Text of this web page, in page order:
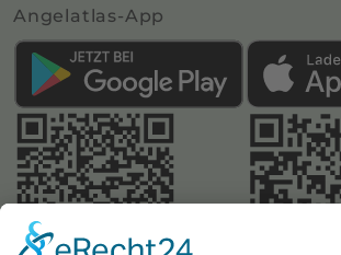
Angelatlas-App